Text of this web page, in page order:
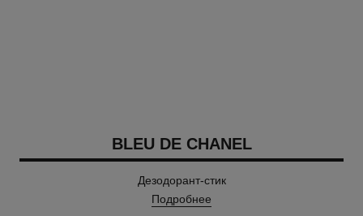
BLEU DE CHANEL
Дезодорант-стик
Подробнее